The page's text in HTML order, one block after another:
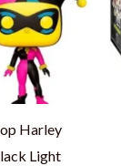
Harley
Light